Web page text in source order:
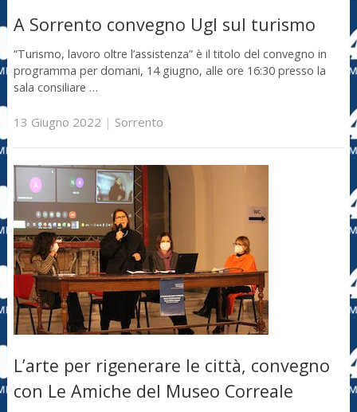
A Sorrento convegno Ugl sul turismo
“Turismo, lavoro oltre l’assistenza” è il titolo del convegno in
programma per domani, 14 giugno, alle ore 16:30 presso la
sala consiliare …
13 Giugno 2022 | Sorrento
L’arte per rigenerare le città, convegno
con Le Amiche del Museo Correale